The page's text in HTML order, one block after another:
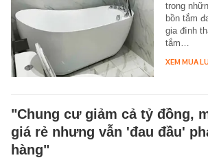
trong
bồn tắm
gia đình
tắm…
XEM MUA
"Chung cư giảm cả tỷ đồng,
giá rẻ nhưng vẫn 'đau đầu'
hàng"